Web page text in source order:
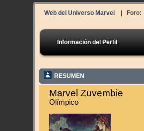
Web del Universo Marvel | Foro:
Información del Perfil
RESUMEN
Marvel Zuvembie
Olímpico